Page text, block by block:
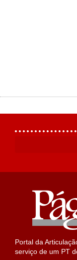
Portal da
serviço de um PT